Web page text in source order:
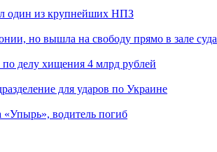
один из крупнейших НПЗ
но вышла на свободу прямо в зале суда
делу хищения 4 млрд рублей
для ударов по Украине
«Упырь», водитель погиб